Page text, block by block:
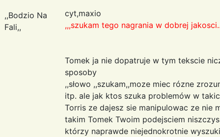
,,Bodzio Na
Fali,,
cyt,maxio
,,,szukam tego nagrania w dobrej
Tomek ja nie dopatruje w tym tekscie
sposoby
,,słowo ,,szukam,,moze miec rózne
itp. ale jak ktos szuka problemów w
Torris ze dajesz sie manipulowac ze nie
takim Tomek Twoim podejsciem
którzy naprawde niejednokrotnie